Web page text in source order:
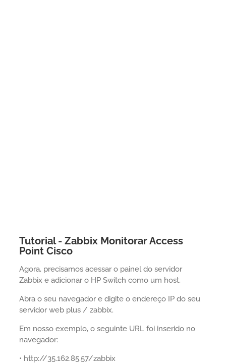
Tutorial - Zabbix Monitorar Access
Point Cisco
Agora, precisamos acessar o painel do servidor
Zabbix e adicionar o HP Switch como um host.
Abra o seu navegador e digite o endereço IP do seu
servidor web plus / zabbix.
Em nosso exemplo, o seguinte URL foi inserido no
navegador:
• http://35.162.85.57/zabbix